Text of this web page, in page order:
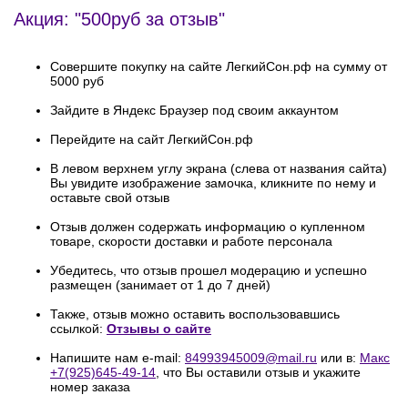
Акция: "500руб за отзыв"
Совершите покупку на сайте ЛегкийСон.рф на сумму от
5000 руб
Зайдите в Яндекс Браузер под своим аккаунтом
Перейдите на сайт ЛегкийСон.рф
В левом верхнем углу экрана (слева от названия сайта)
Вы увидите изображение замочка, кликните по нему и
оставьте свой отзыв
Отзыв должен содержать информацию о купленном
товаре, скорости доставки и работе персонала
Убедитесь, что отзыв прошел модерацию и успешно
размещен (занимает от 1 до 7 дней)
Также, отзыв можно оставить воспользовавшись
ссылкой: Отзывы о сайте
Напишите нам e-mail: 84993945009@mail.ru или в: Макс
+7(925)645-49-14 , что Вы оставили отзыв и укажите
номер заказа